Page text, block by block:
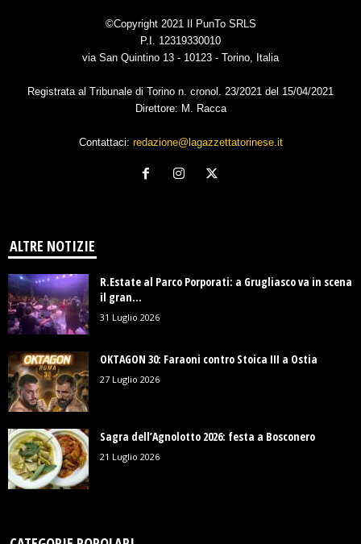
©Copyright 2021 Il PunTo SRLS
P.I. 12319330010
via San Quintino 13 - 10123 - Torino, Italia
Registrata al Tribunale di Torino n. cronol. 23/2021 del 15/04/2021
Direttore: M. Racca
Contattaci: redazione@lagazzettatorinese.it
ALTRE NOTIZIE
R.Estate al Parco Porporati: a Grugliasco va in scena
il gran...
31 Luglio 2026
OKTAGON 30: Faraoni contro Stoica III a Ostia
27 Luglio 2026
Sagra dell’Agnolotto 2026: festa a Bosconero
21 Luglio 2026